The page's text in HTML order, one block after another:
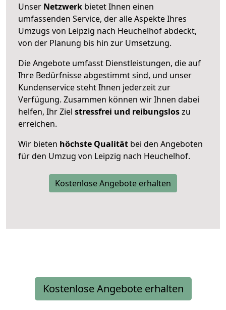
Unser Netzwerk bietet Ihnen einen
umfassenden Service, der alle Aspekte Ihres
Umzugs von Leipzig nach Heuchelhof abdeckt,
von der Planung bis hin zur Umsetzung.
Die Angebote umfasst Dienstleistungen, die auf
Ihre Bedürfnisse abgestimmt sind, und unser
Kundenservice steht Ihnen jederzeit zur
Verfügung. Zusammen können wir Ihnen dabei
helfen, Ihr Ziel stressfrei und reibungsloszu
erreichen.
Wir bieten höchste Qualität bei den Angeboten
für den Umzug von Leipzig nach Heuchelhof.
Kostenlose Angebote erhalten
Kostenlose Angebote erhalten